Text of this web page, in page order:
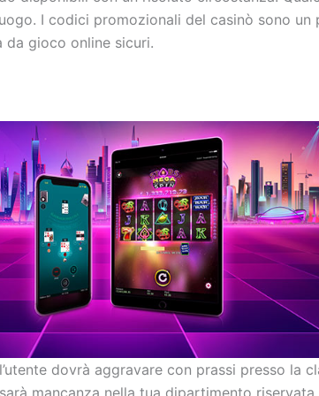
I codici promozionali del casinò sono
da gioco online sicuri.
dovrà aggravare con prassi presso la